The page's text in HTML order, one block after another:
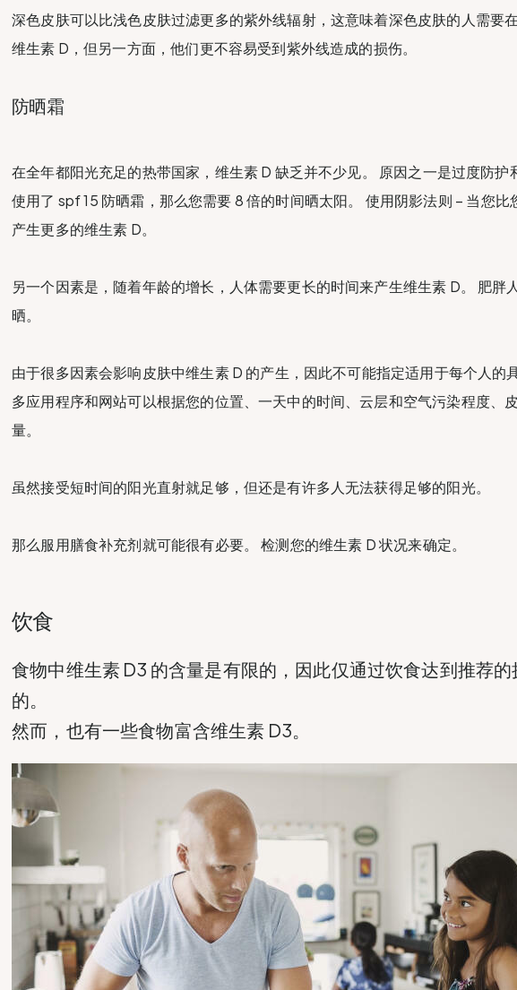
深色皮肤可以比浅色皮肤过滤更多的紫外线辐射，这意味着深色皮肤的人需要
维生素 D，但另一方面，他们更不容易受到紫外线造成的损伤。
防晒霜
在全年都阳光充足的热带国家，维生素 D 缺乏并不少见。 原因之一是过度防护
使用了 spf 15 防晒霜，那么您需要 8 倍的时间晒太阳。 使用阴影法则 – 当您
产生更多的维生素 D。
另一个因素是，随着年龄的增长，人体需要更长的时间来产生维生素 D。 肥胖
晒。
由于很多因素会影响皮肤中维生素 D 的产生，因此不可能指定适用于每个人的
多应用程序和网站可以根据您的位置、一天中的时间、云层和空气污染程度、
量。
虽然接受短时间的阳光直射就足够，但还是有许多人无法获得足够的阳光。
那么服用膳食补充剂就可能很有必要。 检测您的维生素 D 状况来确定。
饮食
食物中维生素 D3 的含量是有限的，因此仅通过饮食达到推荐
的。
然而，也有一些食物富含维生素 D3。